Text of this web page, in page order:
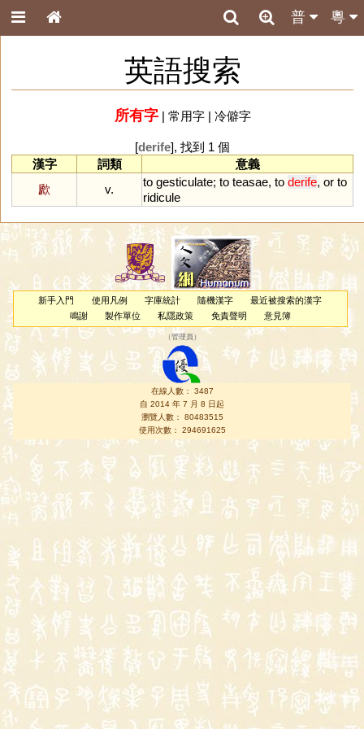
粵
普
英語搜索
所有字| 常用字| 冷僻字
[derife], 找到 1 個
漢字
詞類
意義
歋
v.
to gesticulate; to teasae, to derife, or to
ridicule
新手入門 使用凡例 字庫統計 隨機漢字
最近被搜索的漢字
鳴謝
製作單位 私隱政策 免責聲明 意見簿
（管理員 ）
在線人數： 3487
自 2014 年 7 月 8 日起
瀏覽人數： 80483515
使用次數： 294691625